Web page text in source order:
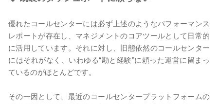
優れたコールセンターには必ず上述のようなパフォーマンス
レポートが存在し、マネジメントのコアツールとして日常的
に活用しています。それに対し、旧態依然のコールセンター
にはそれがなく、いわゆる“勘と経験”に頼った運営に留まっ
ているのがほとんどです。
その一因として、最近のコールセンタープラットフォームの